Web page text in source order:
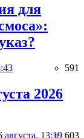
для
591
2026
августа, 13:19 603